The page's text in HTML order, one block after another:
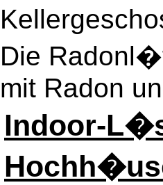
Die
mit Radon
Indoor-